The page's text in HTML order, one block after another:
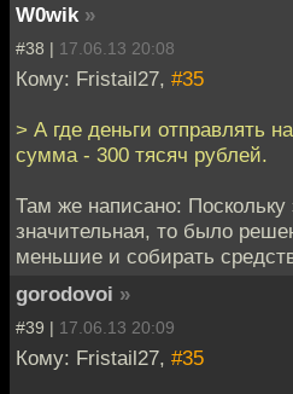
W0wik »
#38 | 17.06.13 20:08
Кому: Fristail27, #35
> А где деньги отправлять
сумма - 300 тясяч рублей.
Там же написано:
значительная, то было
меньшие и собирать
gorodovoi »
#39 | 17.06.13 20:09
Кому: Fristail27, #35